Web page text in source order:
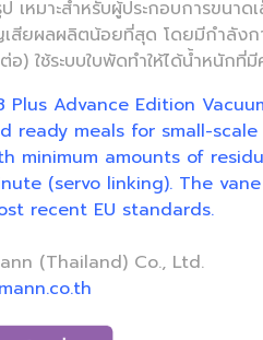
ป เหมาะสำหรับผู้ประกอบการข
เสียผลผลิตน้อยที่สุด โดยมีกำลัง
) ใช้ระบบใบพัดทำให้ได้น้ำหนัก
Plus Advance Edition
ready meals for small-
minimum amounts of
(servo linking). The
recent EU standards.
(Thailand) Co., Ltd.